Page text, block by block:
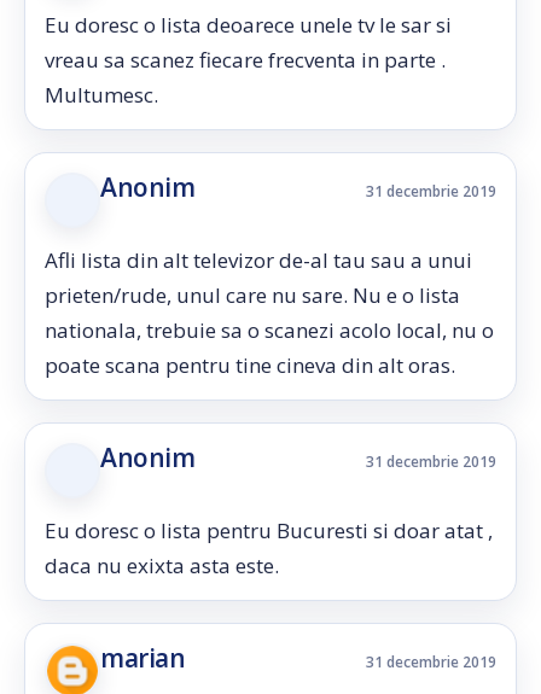
Eu doresc o lista deoarece unele tv le sar si
vreau sa scanez fiecare frecventa in parte .
Multumesc.
Anonim 31 decembrie 2019
Afli lista din alt televizor de-al tau sau a unui
prieten/rude, unul care nu sare. Nu e o lista
nationala, trebuie sa o scanezi acolo local, nu o
poate scana pentru tine cineva din alt oras.
Anonim 31 decembrie 2019
Eu doresc o lista pentru Bucuresti si doar atat ,
daca nu exixta asta este.
marian 31 decembrie 2019